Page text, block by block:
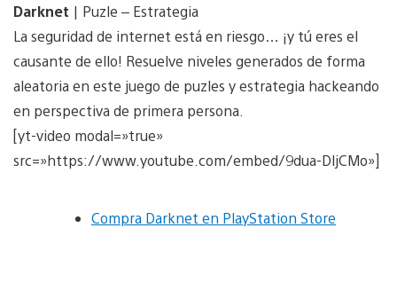
Darknet | Puzle – Estrategia
La seguridad de internet está en riesgo… ¡y tú eres el
causante de ello! Resuelve niveles generados de forma
aleatoria en este juego de puzles y estrategia hackeando
en perspectiva de primera persona.
[yt-video modal=»true»
src=»https://www.youtube.com/embed/9dua-DljCMo»]
Compra Darknet en PlayStation Store